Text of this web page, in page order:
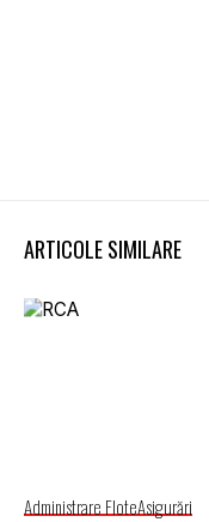
ARTICOLE SIMILARE
Administrare FloteAsigurări